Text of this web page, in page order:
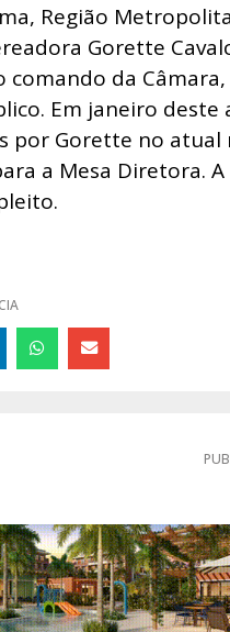
Região
Gorette
comando da
Em janeiro
por Gorette no
a Mesa Diretora.